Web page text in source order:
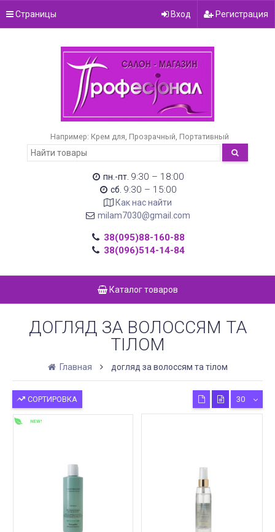
Страницы Вход Регистрация
Например: Крем для Прозрачный Портативный
пн.-пт. 9:30 – 18:00
сб. 9:30 – 15:00
Как нас найти
milam7030@gmail.com
38(095)88-160-88
38(096)514-14-84
Каталог товаров
ДОГЛЯД ЗА ВОЛОССЯМ ТА
ТІЛОМ
Главная догляд за волоссям та тілом
СОРТИРОВКА 30
NEW!